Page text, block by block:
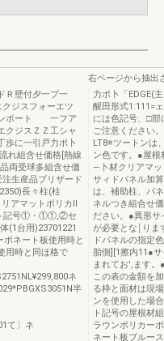
Ｒ壁付夕一プ一
ジスフォーエツ
ポート 一フア
ジスＺＺ工シャ
に一引戸力ポ卜
れ組含せ価格[熱線
両受球多組含せ価
生産品ブリザード
長々柱(柱
アマットポリカll
ト記号①・①①,②セ
台用)23701221
ボネート板使用時と
用時と同ほ格で
ネ
半
て〕ネ
右ページから抽出
力ポ卜「EDGE(
醒田形式1:111=
には色記号、□部
ご注意ください
LT8※ツートンは
ン色です。●屋根
―卜材クリアマッ
サィドパネル加
は、補助柱、パ
ネルつき組合せ
ださい。●異形サ
が必要とな￨りま
ドパネルの指定
胎側][1擦内11●
まれてお',ます。
この表の金額を
る枠と面材は現
ンを使用した場
ト記号の屋根材
ラウンポリカー
ネート板ブルー